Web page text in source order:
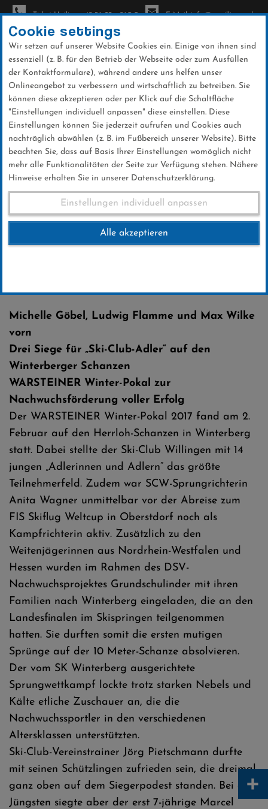
Direkt
zum
Inhalt
Ticket-Hotline: +49 56 32 - 960-0 E-Mail: info@sc-willingen.de
News
Club-News 07.02.2017
07 .Februar 2017
Michelle Göbel, Ludwig Flamme und Max Wilke
vorn
Drei Siege für „Ski-Club-Adler“ auf den
Winterberger Schanzen
WARSTEINER Winter-Pokal zur
Nachwuchsförderung voller Erfolg
Der WARSTEINER Winter-Pokal 2017 fand am 2.
Februar auf den Herrloh-Schanzen in Winterberg
statt. Dabei stellte der Ski-Club Willingen mit 14
jungen „Adlerinnen und Adlern“ das größte
Teilnehmerfeld. Zudem war SCW-Sprungrichterin
Anita Wagner unmittelbar vor der Abreise zum
FIS Skiflug Weltcup in Oberstdorf noch als
Kampfrichterin aktiv. Zusätzlich zu den
Weitenjägerinnen aus Nordrhein-Westfalen und
Hessen wurden im Rahmen des DSV-
Nachwuchsprojektes Grundschulinder mit ihren
Familien nach Winterberg eingeladen, die an den
Landesfinalen im Skispringen teilgenommen
hatten. Sie durften somit die ersten mutigen
Sprünge auf der 10 Meter-Schanze absolvieren.
Der vom SK Winterberg ausgerichtete
Sprungwettkampf lockte trotz starken Nebels und
Kälte etliche Zuschauer an, die die
Nachwuchssportler in den verschiedenen
Altersklassen unterstützten.
Ski-Club-Vereinstrainer Jörg Pietschmann durfte
mit seinen Schützlingen zufrieden sein, die dreimal
ganz oben auf dem Siegerpodest standen. Bei den
Jüngsten siegte aber der erst 7-jährige Marcel
Cookie settings
Wir setzen auf unserer Website Cookies ein. Einige von ihnen sind
essenziell (z. B. für den Betrieb der Webseite oder zum Ausfüllen
der Kontaktformulare), während andere uns helfen unser
Onlineangebot zu verbessern und wirtschaftlich zu betreiben. Sie
können diese akzeptieren oder per Klick auf die Schaltfläche
"Einstellungen individuell anpassen" diese einstellen. Diese
Einstellungen können Sie jederzeit aufrufen und Cookies auch
nachträglich abwählen (z. B. im Fußbereich unserer Website). Bitte
beachten Sie, dass auf Basis Ihrer Einstellungen womöglich nicht
mehr alle Funktionalitäten der Seite zur Verfügung stehen. Nähere
Hinweise erhalten Sie in unserer Datenschutzerklärung.
Einstellungen individuell anpassen
Alle akzeptieren
+